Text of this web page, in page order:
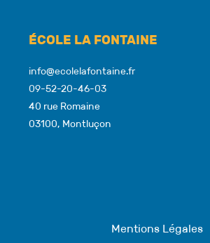
ÉCOLE LA FONTAINE
info@ecolelafontaine.fr
09-52-20-46-03
40 rue Romaine
03100, Montluçon
Mentions Légales